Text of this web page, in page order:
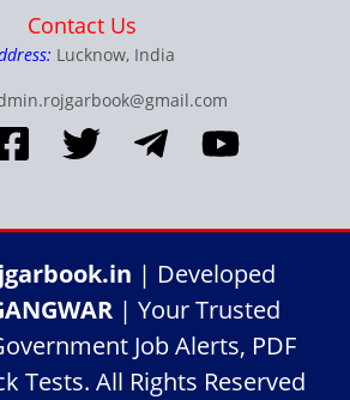
Contact Us
Lucknow, India
| Developed
| Your Trusted
Job Alerts, PDF
Tests. All Rights Reserved